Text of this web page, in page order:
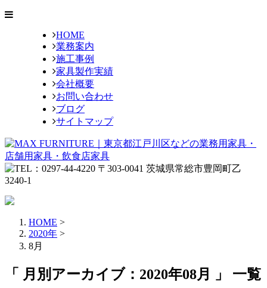
HOME
業務案内
施工事例
家具製作実績
会社概要
お問い合わせ
ブログ
サイトマップ
HOME >
2020年 >
8月
「 月別アーカイブ：2020年08月 」 一覧